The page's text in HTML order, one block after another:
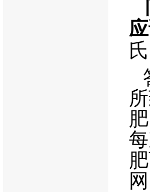
氏
网